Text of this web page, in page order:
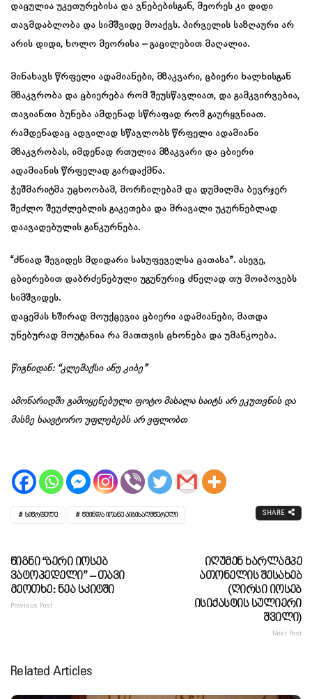
დაცულია უკეთურებისა და ვნებებისგან, მეორეს კი დიდი
თავმდაბლობა და სიმშვიდე მოაქვს. პირველის საზღაური არ
არის დიდი, ხოლო მეორისა – გაცილებით მაღალია.
მინახავს წრფელი ადამიანები, მზაკვარი, ცბიერი ხალხისგან
მზაკვრობა და ცბიერება რომ შეუსწავლიათ, და გამკვირვებია,
თავიანთი ბუნება ამდენად სწრაფად რომ გაურყვნიათ.
რამდენადაც ადვილად სწავლობს წრფელი ადამიანი
მზაკვრობას, იმდენად რთულია მზაკვარი და ცბიერი
ადამიანის წრფელად გარდაქმნა.
ჭეშმარიტმა უცხოობამ, მორჩილებამ და დუმილმა ბევრჯერ
შეძლო შეუძლებლის გაკეთება და მრავალი უკურნებლად
დაავადებულის განკურნება.
“ძნიად შევიდეს მდიდარი სასუფეველსა ცათასა”. ასევე,
ცბიერებით დაბრძენებული უგუნურიც ძნელად თუ მოიპოვებს
სიმშვიდეს.
დაცემას ხშირად მოუქცევია ცბიერი ადამიანები, მათდა
უნებურად მოუტანია რა მათთვის ცხონება და უმანკოება.
წიგნიდან: “კლემაქსი ანუ კიბე”
ამონარიდში გამოყენებული ფოტო მასალა საიტს არ ეკუთვნის და
მასზე საავტორო უფლებებს არ ვფლობთ
ᲡᲘᲬᲠᲤᲔᲚᲔ ᲬᲛᲘᲜᲓᲐ ᲘᲝᲐᲜᲔ ᲙᲘᲑᲘᲡᲐᲦᲛᲬᲔᲠᲔᲚᲘ SHARE
Წიგნი “ბერი Იოსებ
Ვატოპედელი” – Თავი
Მეოთხე: Ნეა Სკიტში
Previous Post
Იღუმენ Ხარლამპე
Ათონელის Შესახებ
(ღირსი Იოსებ
Ისიქასტის Სულიერი
Შვილი)
Next Post
Related Articles